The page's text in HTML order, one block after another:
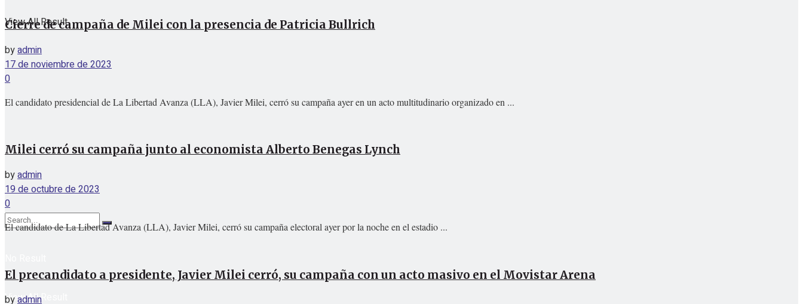
View All Result
View All Result
Cierre de campaña de Milei con la presencia de Patricia Bullrich
byadmin
17 de noviembre de 2023
0
El candidato presidencial de La Libertad Avanza (LLA), Javier Milei, cerró su campaña ayer en un acto multitudinario organizado en ...
Milei cerró su campaña junto al economista Alberto Benegas Lynch
byadmin
19 de octubre de 2023
0
El candidato de La Libertad Avanza (LLA), Javier Milei, cerró su campaña electoral ayer por la noche en el estadio ...
El precandidato a presidente, Javier Milei cerró, su campaña con un acto masivo en el Movistar Arena
byadmin